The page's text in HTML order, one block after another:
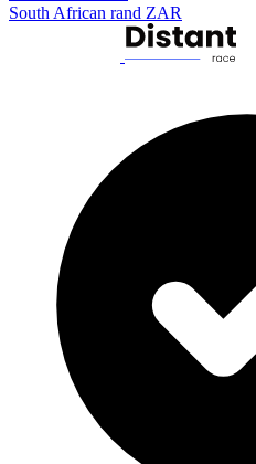
South African rand ZAR